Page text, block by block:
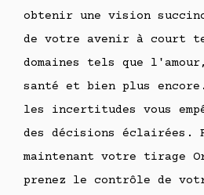
obtenir une vision
de votre avenir à court
domaines tels que
santé et bien plus
les incertitudes vous
des décisions éclairées.
maintenant votre tirage
prenez le contrôle de